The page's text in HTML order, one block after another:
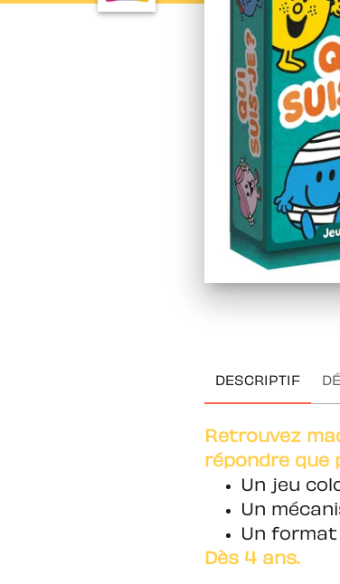
DESCRIPTIF
Retrouvez
répondre que
Un jeu
Un
Un
Dès 4 ans.